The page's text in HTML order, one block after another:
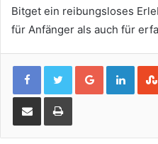
Bitget ein reibungsloses
für Anfänger als auch für
Google+
Share via Email Print